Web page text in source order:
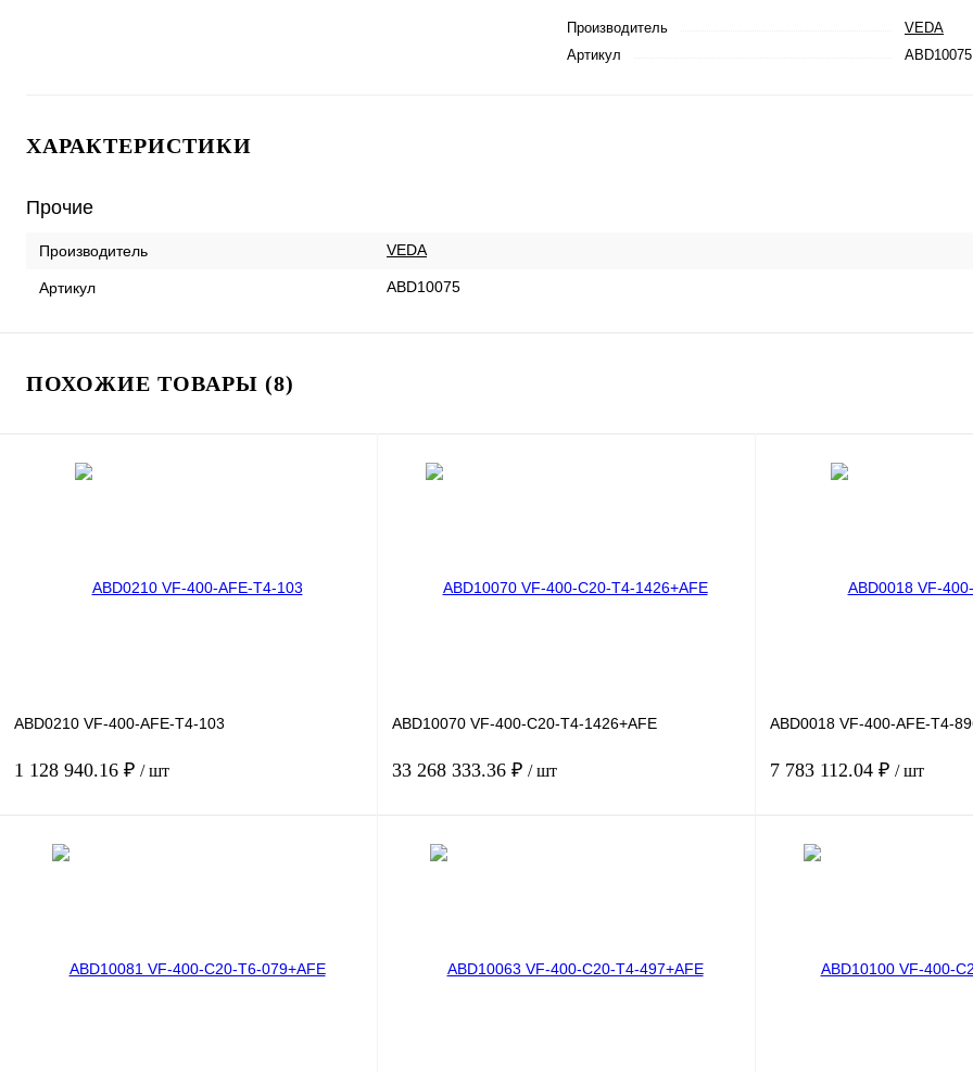
Производитель
VEDA
Артикул
ABD10075
ХАРАКТЕРИСТИКИ
Прочие
Производитель VEDA
Артикул ABD10075
ПОХОЖИЕ ТОВАРЫ (8)
ABD0210 VF-400-AFE-T4-103
1 128 940.16 ₽ / шт
ABD10070 VF-400-C20-T4-1426+AFE
33 268 333.36 ₽ / шт
ABD0018 VF-400-AFE-T4-
7 783 112.04 ₽ / шт